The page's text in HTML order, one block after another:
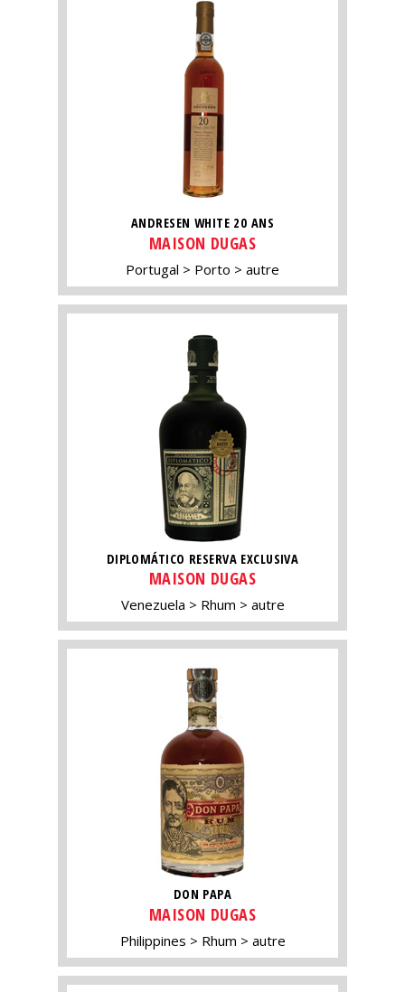
ANDRESEN WHITE 20 ANS
MAISON DUGAS
Portugal Porto autre
DIPLOMÁTICO RESERVA EXCLUSIVA
MAISON DUGAS
Venezuela Rhum autre
DON PAPA
MAISON DUGAS
Philippines Rhum autre